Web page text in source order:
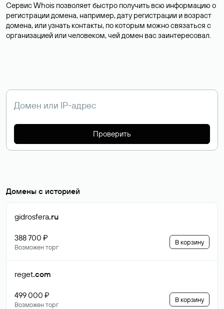
Сервис Whois позволяет быстро получить всю информацию о
регистрации домена, например, дату регистрации и возраст
домена, или узнать контакты, по которым можно связаться с
организацией или человеком, чей домен вас заинтересовал.
Проверить
Домены с историей
gidrosfera.ru
388 700 ₽
Возможен торг
В корзину
reget.com
499 000 ₽
Возможен торг
В корзину